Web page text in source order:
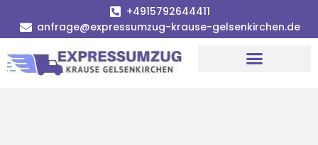
+4915792644411
anfrage@expressumzug-krause-gelsenkirchen.de